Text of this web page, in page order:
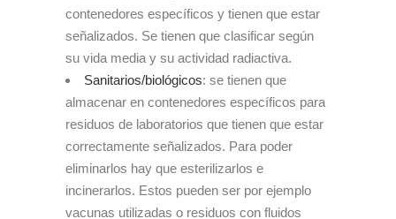
contenedores específicos y tienen que estar
señalizados. Se tienen que clasificar según
su vida media y su actividad radiactiva.
Sanitarios/biológicos: se tienen que
almacenar en contenedores específicos para
residuos de laboratorios que tienen que estar
correctamente señalizados. Para poder
eliminarlos hay que esterilizarlos e
incinerarlos. Estos pueden ser por ejemplo
vacunas utilizadas o residuos con fluidos